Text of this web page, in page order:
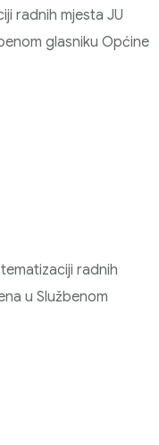
radnih mjesta JU
glasniku Općine
radnih
u Službenom